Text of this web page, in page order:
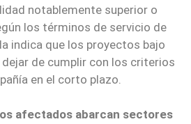
notablemente superior o
los términos de servicio de
indica que los proyectos bajo
de cumplir con los criterios
en el corto plazo.
afectados abarcan sectores